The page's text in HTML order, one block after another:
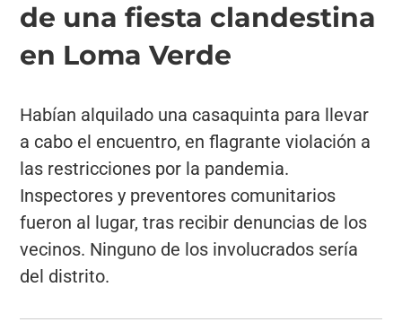
de una fiesta clandestina
en Loma Verde
Habían alquilado una casaquinta para llevar
a cabo el encuentro, en flagrante violación a
las restricciones por la pandemia.
Inspectores y preventores comunitarios
fueron al lugar, tras recibir denuncias de los
vecinos. Ninguno de los involucrados sería
del distrito.